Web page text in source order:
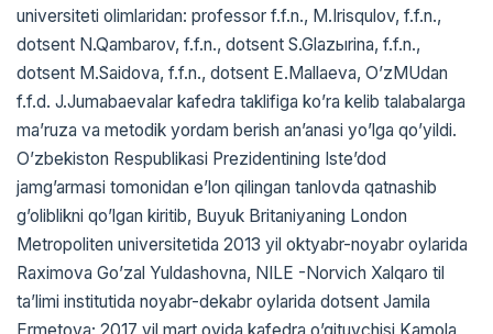
universiteti olimlaridan: professor f.f.n., M.Irisqulov, f.f.n.,
dotsent N.Qambarov, f.f.n., dotsent S.Glazыrina, f.f.n.,
dotsent M.Saidova, f.f.n., dotsent E.Mallaeva, OʼzMUdan
f.f.d. J.Jumabaevalar kafedra taklifiga koʼra kelib talabalarga
maʼruza va metodik yordam berish anʼanasi yoʼlga qoʼyildi.
Oʼzbekiston Respublikasi Prezidentining Isteʼdod
jamgʼarmasi tomonidan eʼlon qilingan tanlovda qatnashib
gʼoliblikni qoʼlgan kiritib, Buyuk Britaniyaning London
Metropoliten universitetida 2013 yil oktyabr-noyabr oylarida
Raximova Goʼzal Yuldashovna, NILE -Norvich Xalqaro til
taʼlimi institutida noyabr-dekabr oylarida dotsent Jamila
Ermetova; 2017 yil mart oyida kafedra oʼqituvchisi Kamola